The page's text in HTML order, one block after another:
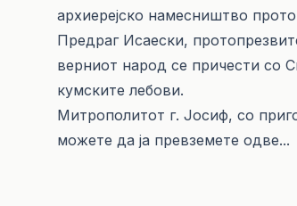
архиерејско намесништво
Предраг Исаески,
верниот народ се причести со
кумските лебови.
Митрополитот г. Јосиф, со
можете да ја превземете одве...